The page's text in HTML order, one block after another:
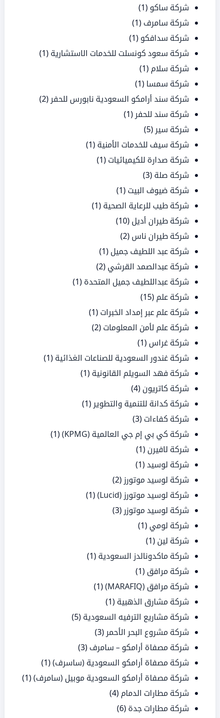
شركة ساكو (1)
شركة سامرف (1)
شركة سدافكو (1)
شركة سعود كونسلت للخدمات الاستشارية (1)
شركة سلام (1)
شركة سمسا (1)
شركة سند أرامكو السعودية نابورس للحفر (2)
شركة سند للحفر (1)
شركة سير (5)
شركة سيف للخدمات الأمنية (1)
شركة صدارة للكيميائيات (1)
شركة صلة (3)
شركة ضيوف البيت (1)
شركة طيب للرعاية الصحية (1)
شركة طيران أديل (10)
شركة طيران ناس (2)
شركة عبد اللطيف جميل (1)
شركة عبدالصمد القرشي (2)
شركة عبداللطيف جميل المتحدة (1)
شركة علم (15)
شركة علم عبر إمداد الخبرات (1)
شركة علم لأمن المعلومات (2)
شركة غراس (1)
شركة غندور السعودية للصناعات الغذائية (1)
شركة فهد السويلم القانونية (1)
شركة كاتريون (4)
شركة كدانة للتنمية والتطوير (1)
شركة كفاءات (3)
شركة كي بي إم جي العالمية (KPMG)
(1)
شركة لافيرن (1)
شركة لوسيد(1)
شركة لوسيد موتورز (2)
شركة لوسيد موتورز (Lucid)
(1)
شركة لوسيد موتوزر (3)
شركة لومي (1)
شركة لين (1)
شركة ماكدونالدز السعودية (1)
شركة مرافق (1)
شركة مرافق (MARAFIQ)
(1)
شركة مشارق الذهبية (1)
شركة مشاريع الترفيه السعودية (5)
شركة مشروع البحر الأحمر (3)
شركة مصفاة أرامكو – سامرف (3)
شركة مصفاة أرامكو السعودية (ساسرف)(1)
شركة مصفاة أرامكو السعودية موبيل (سامرف)(1)
شركة مطارات الدمام (4)
شركة مطارات جدة (6)